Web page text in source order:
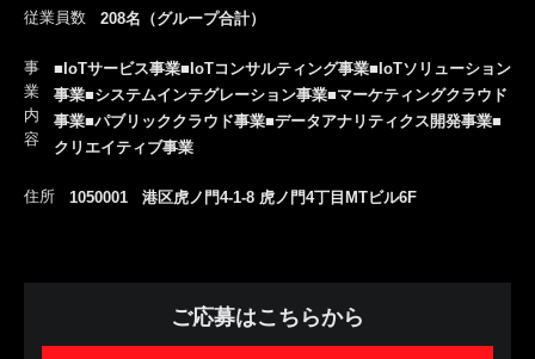
従業員数 208名（グループ合計）
事
業
内
容
■IoTサービス事業■IoTコンサルティング事業■IoTソリューション
事業■システムインテグレーション事業■マーケティングクラウド
事業■パブリッククラウド事業■データアナリティクス開発事業■
クリエイティブ事業
住所 1050001 港区虎ノ門4-1-8 虎ノ門4丁目MTビル6F
ご応募はこちらから